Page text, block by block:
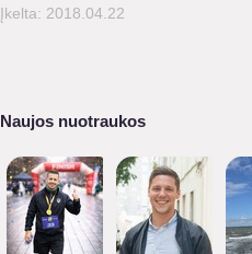
Įkelta: 2018.04.22
Naujos nuotraukos